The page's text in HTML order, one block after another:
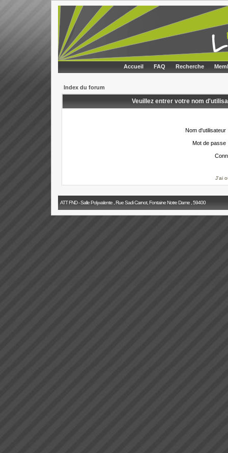
Accueil FAQ Recherche
Index du forum
Veuillez entrer votre nom
Nom d'utilisateur
Mot de passe
J'ai
ATT FND - Salle Polyvalente , Rue Sadi Carnot, Fontaine Notre Dame , 59400